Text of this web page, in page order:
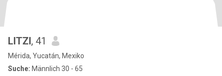
LITZI, 41
Mérida, Yucatán, Mexiko
Suche: Männlich 30 - 65